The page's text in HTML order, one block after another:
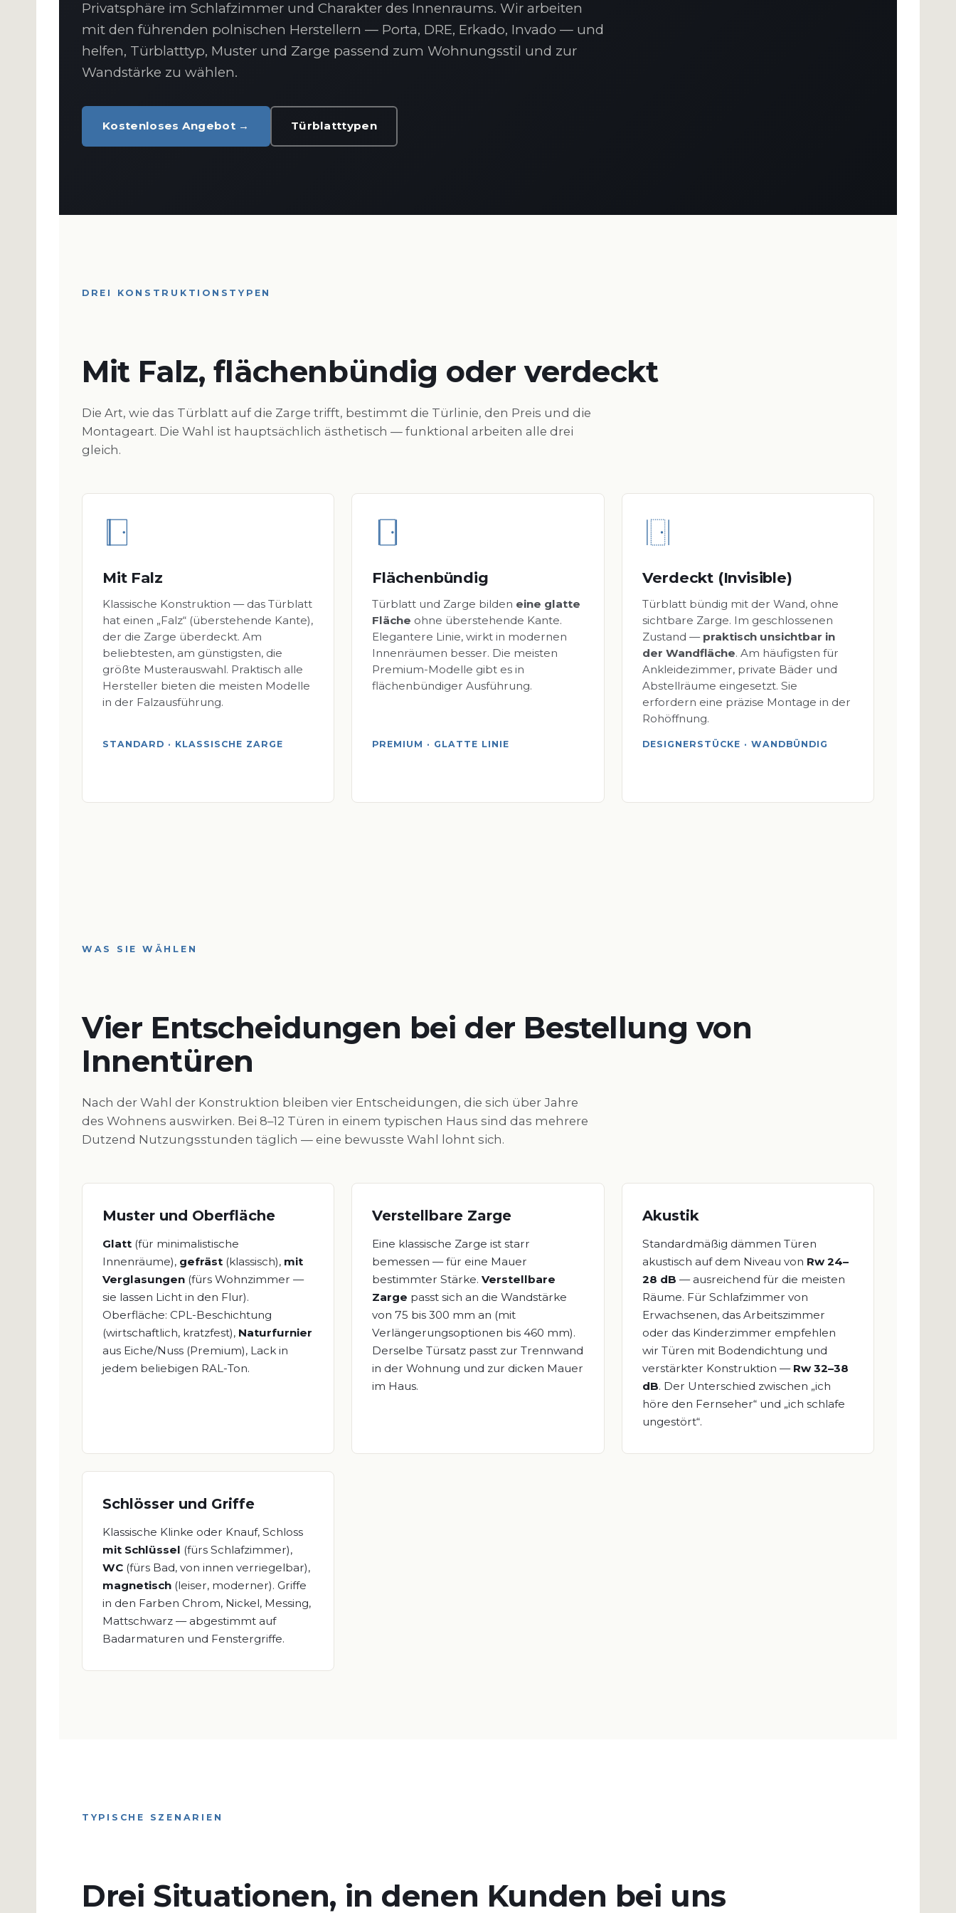
Privatsphäre im Schlafzimmer und Charakter des Innenraums. Wir arbeiten
mit den führenden polnischen Herstellern — Porta, DRE, Erkado, Invado — und
helfen, Türblatttyp, Muster und Zarge passend zum Wohnungsstil und zur
Wandstärke zu wählen.
Kostenloses Angebot → Türblatttypen
DREI KONSTRUKTIONSTYPEN
Mit Falz, flächenbündig oder verdeckt
Die Art, wie das Türblatt auf die Zarge trifft, bestimmt die Türlinie, den Preis und die
Montageart. Die Wahl ist hauptsächlich ästhetisch — funktional arbeiten alle drei
gleich.
Mit Falz
Klassische Konstruktion — das Türblatt
hat einen „Falz“ (überstehende Kante),
der die Zarge überdeckt. Am
beliebtesten, am günstigsten, die
größte Musterauswahl. Praktisch alle
Hersteller bieten die meisten Modelle
in der Falzausführung.
STANDARD · KLASSISCHE ZARGE
Flächenbündig
Türblatt und Zarge bilden eine glatte
Fläche ohne überstehende Kante.
Elegantere Linie, wirkt in modernen
Innenräumen besser. Die meisten
Premium-Modelle gibt es in
flächenbündiger Ausführung.
PREMIUM · GLATTE LINIE
Verdeckt (Invisible)
Türblatt bündig mit der Wand, ohne
sichtbare Zarge. Im geschlossenen
Zustand — praktisch unsichtbar in
der Wandfläche. Am häufigsten für
Ankleidezimmer, private Bäder und
Abstellräume eingesetzt. Sie
erfordern eine präzise Montage in der
Rohöffnung.
DESIGNERSTÜCKE · WANDBÜNDIG
WAS SIE WÄHLEN
Vier Entscheidungen bei der Bestellung von
Innentüren
Nach der Wahl der Konstruktion bleiben vier Entscheidungen, die sich über Jahre
des Wohnens auswirken. Bei 8–12 Türen in einem typischen Haus sind das mehrere
Dutzend Nutzungsstunden täglich — eine bewusste Wahl lohnt sich.
Muster und Oberfläche
Glatt (für minimalistische
Innenräume), gefräst (klassisch), mit
Verglasungen (fürs Wohnzimmer —
sie lassen Licht in den Flur).
Oberfläche: CPL-Beschichtung
(wirtschaftlich, kratzfest), Naturfurnier
aus Eiche/Nuss (Premium), Lack in
jedem beliebigen RAL-Ton.
Verstellbare Zarge
Eine klassische Zarge ist starr
bemessen — für eine Mauer
bestimmter Stärke.Verstellbare
Zarge passt sich an die Wandstärke
von 75 bis 300 mm an (mit
Verlängerungsoptionen bis 460 mm).
Derselbe Türsatz passt zur Trennwand
in der Wohnung und zur dicken Mauer
im Haus.
Akustik
Standardmäßig dämmen Türen
akustisch auf dem Niveau von Rw 24–
28 dB — ausreichend für die meisten
Räume. Für Schlafzimmer von
Erwachsenen, das Arbeitszimmer
oder das Kinderzimmer empfehlen
wir Türen mit Bodendichtung und
verstärkter Konstruktion — Rw 32–38
dB. Der Unterschied zwischen „ich
höre den Fernseher“ und „ich schlafe
ungestört“.
Schlösser und Griffe
Klassische Klinke oder Knauf, Schloss
mit Schlüssel (fürs Schlafzimmer),
WC (fürs Bad, von innen verriegelbar),
magnetisch (leiser, moderner). Griffe
in den Farben Chrom, Nickel, Messing,
Mattschwarz — abgestimmt auf
Badarmaturen und Fenstergriffe.
TYPISCHE SZENARIEN
Drei Situationen, in denen Kunden bei uns